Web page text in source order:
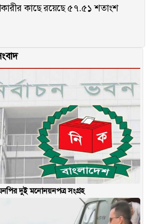
কাছে রয়েছে ৫৭.৫১ শতাংশ
দুই মনোনয়নপত্র সংগ্রহ